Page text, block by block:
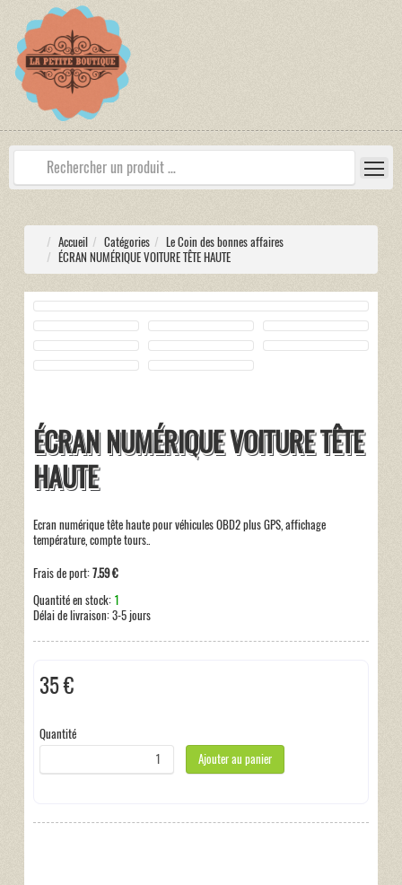
Accueil Catégories
Le Coin des bonnes affaires
ÉCRAN NUMÉRIQUE VOITURE TÊTE HAUTE
ÉCRAN NUMÉRIQUE VOITURE TÊTE
HAUTE
Ecran numérique tête haute pour véhicules OBD2 plus GPS, affichage
température, compte tours..
Frais de port:7.59 €
Quantité en stock: 1
Délai de livraison:3-5 jours
35 €
Quantité
Ajouter au panier